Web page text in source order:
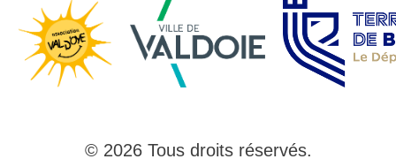
© 2026 Tous droits réservés.